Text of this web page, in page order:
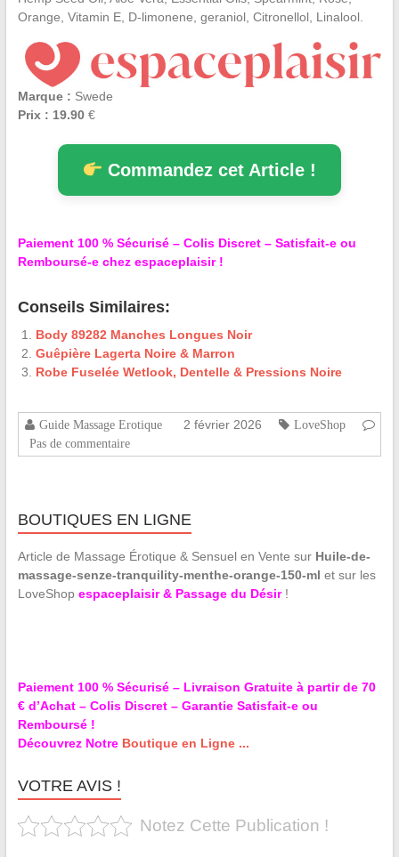
Orange, Vitamin E, D-limonene, geraniol, Citronellol, Linalool.
Marque : Swede
Prix : 19.90€
Commandez cet Article !
Paiement 100 % Sécurisé – Colis Discret – Satisfait-e ou
Remboursé-e chez espaceplaisir !
Conseils Similaires:
Body 89282 Manches Longues Noir
Guêpière Lagerta Noire & Marron
Robe Fuselée Wetlook, Dentelle & Pressions Noire
Guide Massage Erotique 2 février 2026
LoveShop
Pas de commentaire
BOUTIQUES EN LIGNE
Article de Massage Érotique & Sensuel en Vente sur Huile-de-
massage-senze-tranquility-menthe-orange-150-ml et sur les
LoveShop espaceplaisir & Passage du Désir!
Paiement 100 % Sécurisé – Livraison Gratuite à partir de 70
€ d’Achat – Colis Discret – Garantie Satisfait-e ou
Remboursé !
Découvrez Notre Boutique en Ligne ...
VOTRE AVIS !
Notez Cette Publication !